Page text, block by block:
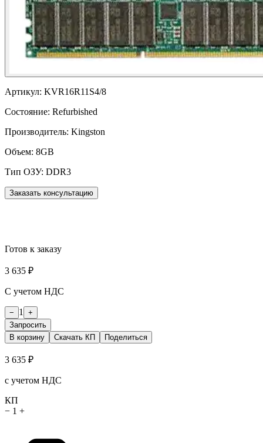
Артикул: KVR16R11S4/8
Состояние: Refurbished
Производитель: Kingston
Объем: 8GB
Тип ОЗУ: DDR3
Заказать консультацию
Готов к заказу
3 635 ₽
С учетом НДС
− 1
+
Запросить
В корзину
Скачать КП Поделиться
3 635 ₽
с учетом НДС
КП
− 1 +